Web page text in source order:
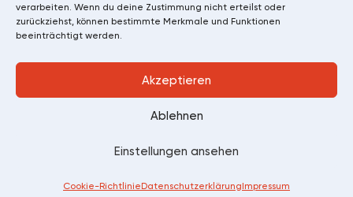
verarbeiten. Wenn du deine Zustimmung nicht erteilst oder
zurückziehst, können bestimmte Merkmale und Funktionen
beeinträchtigt werden.
Akzeptieren
Ablehnen
Einstellungen ansehen
Cookie-RichtlinieDatenschutzerklärungImpressum
Brandwache 24/7 GmbH
Bewertungen auf ProvenExpert.com